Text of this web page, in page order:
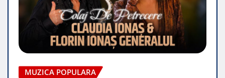
MUZICA POPULARA